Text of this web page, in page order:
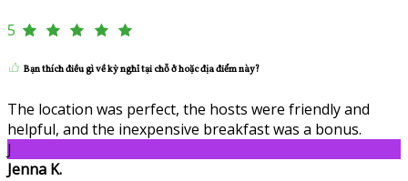
5
Bạn thích điều gì về kỳ nghỉ tại chỗ ở hoặc địa điểm này?
The location was perfect, the hosts were friendly and
helpful, and the inexpensive breakfast was a bonus.
J
Jenna K.